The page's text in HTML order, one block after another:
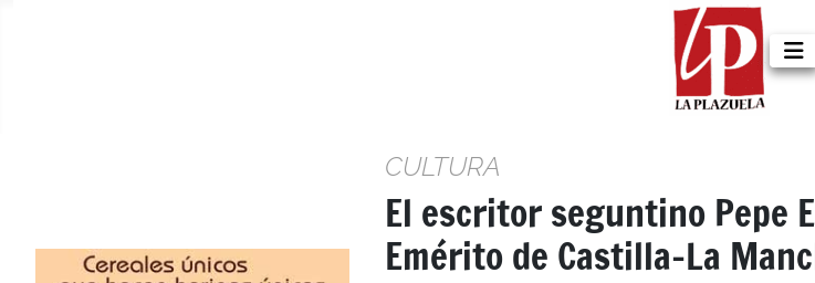
CULTURA
El escritor seguntino Pepe
Emérito de Castilla-La